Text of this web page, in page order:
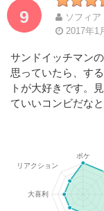
9
ソフィ
2017年1
サンドイッチマン
思っていたら、す
トが大好きです。
ていいコンビだな